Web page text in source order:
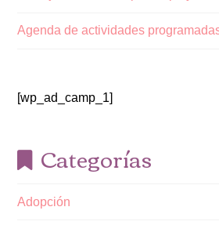
Agenda de actividades
[wp_ad_camp_1]
Categorías
Adopción